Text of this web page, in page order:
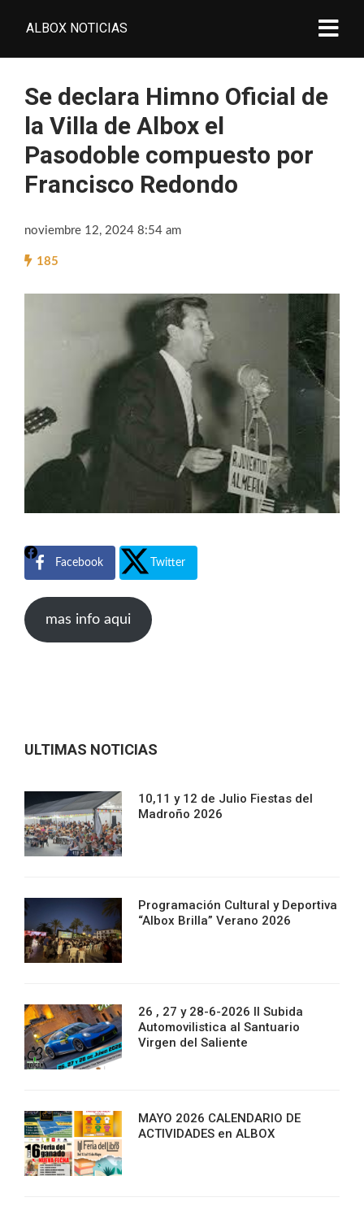
ALBOX NOTICIAS
Se declara Himno Oficial de
la Villa de Albox el
Pasodoble compuesto por
Francisco Redondo
noviembre 12, 2024 8:54 am
185
Facebook Twitter
mas info aqui
ULTIMAS NOTICIAS
10,11 y 12 de Julio Fiestas del
Madroño 2026
Programación Cultural y Deportiva
“Albox Brilla” Verano 2026
26 , 27 y 28-6-2026 II Subida
Automovilistica al Santuario
Virgen del Saliente
MAYO 2026 CALENDARIO DE
ACTIVIDADES en ALBOX